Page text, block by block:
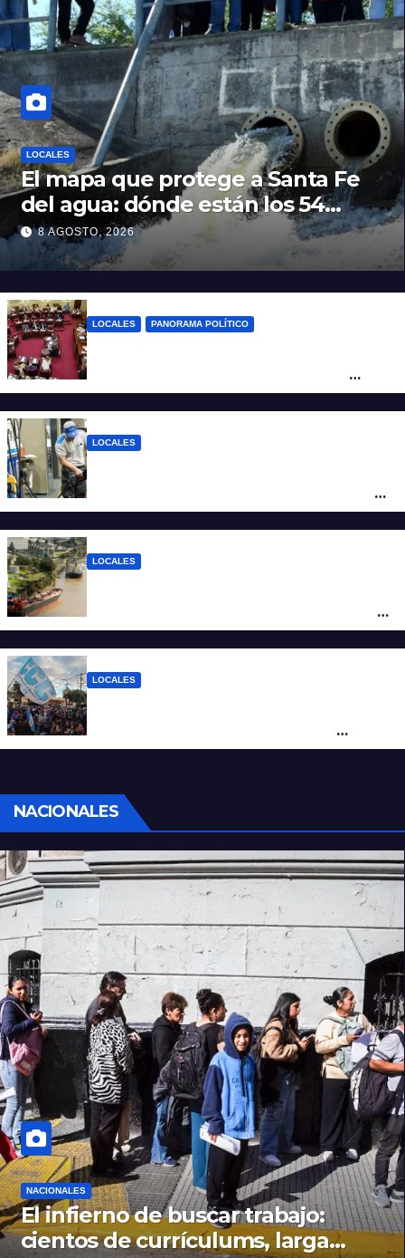
LOCALES
El mapa que protege a Santa Fe
del agua: dónde están los 54
puntos de bombeo
8 AGOSTO, 2026
LOCALES PANORAMA POLÍTICO
Santa Fe
LOCALES
ciudad de Santa Fe: la nafta súper superó
los $2.100 y llenar el tanque cuesta más
LOCALES
posicionar los puertos del sur de Santa Fe
como salida para las exportaciones
LOCALES
sociales y sindicales
NACIONALES
NACIONALES
El infierno de buscar trabajo:
cientos de currículums, larga